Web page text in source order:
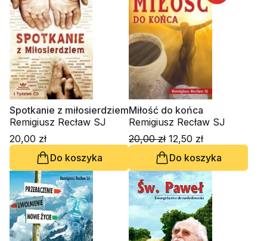
Spotkanie z miłosierdziem
Remigiusz Recław SJ
20,00 zł
Do koszyka
Miłość do końca
Remigiusz Recław SJ
20,00 zł 12,50 zł
Do koszyka